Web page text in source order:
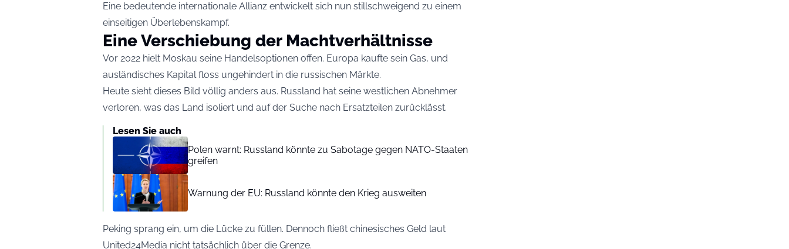
Eine bedeutende internationale Allianz entwickelt sich nun stillschweigend zu einem
einseitigen Überlebenskampf.
Eine Verschiebung der Machtverhältnisse
Vor 2022 hielt Moskau seine Handelsoptionen offen. Europa kaufte sein Gas, und
ausländisches Kapital floss ungehindert in die russischen Märkte.
Heute sieht dieses Bild völlig anders aus. Russland hat seine westlichen Abnehmer
verloren, was das Land isoliert und auf der Suche nach Ersatzteilen zurücklässt.
Lesen Sie auch
Polen warnt: Russland könnte zu Sabotage gegen NATO-Staaten
greifen
Warnung der EU: Russland könnte den Krieg ausweiten
Peking sprang ein, um die Lücke zu füllen. Dennoch fließt chinesisches Geld laut
United24Media nicht tatsächlich über die Grenze.